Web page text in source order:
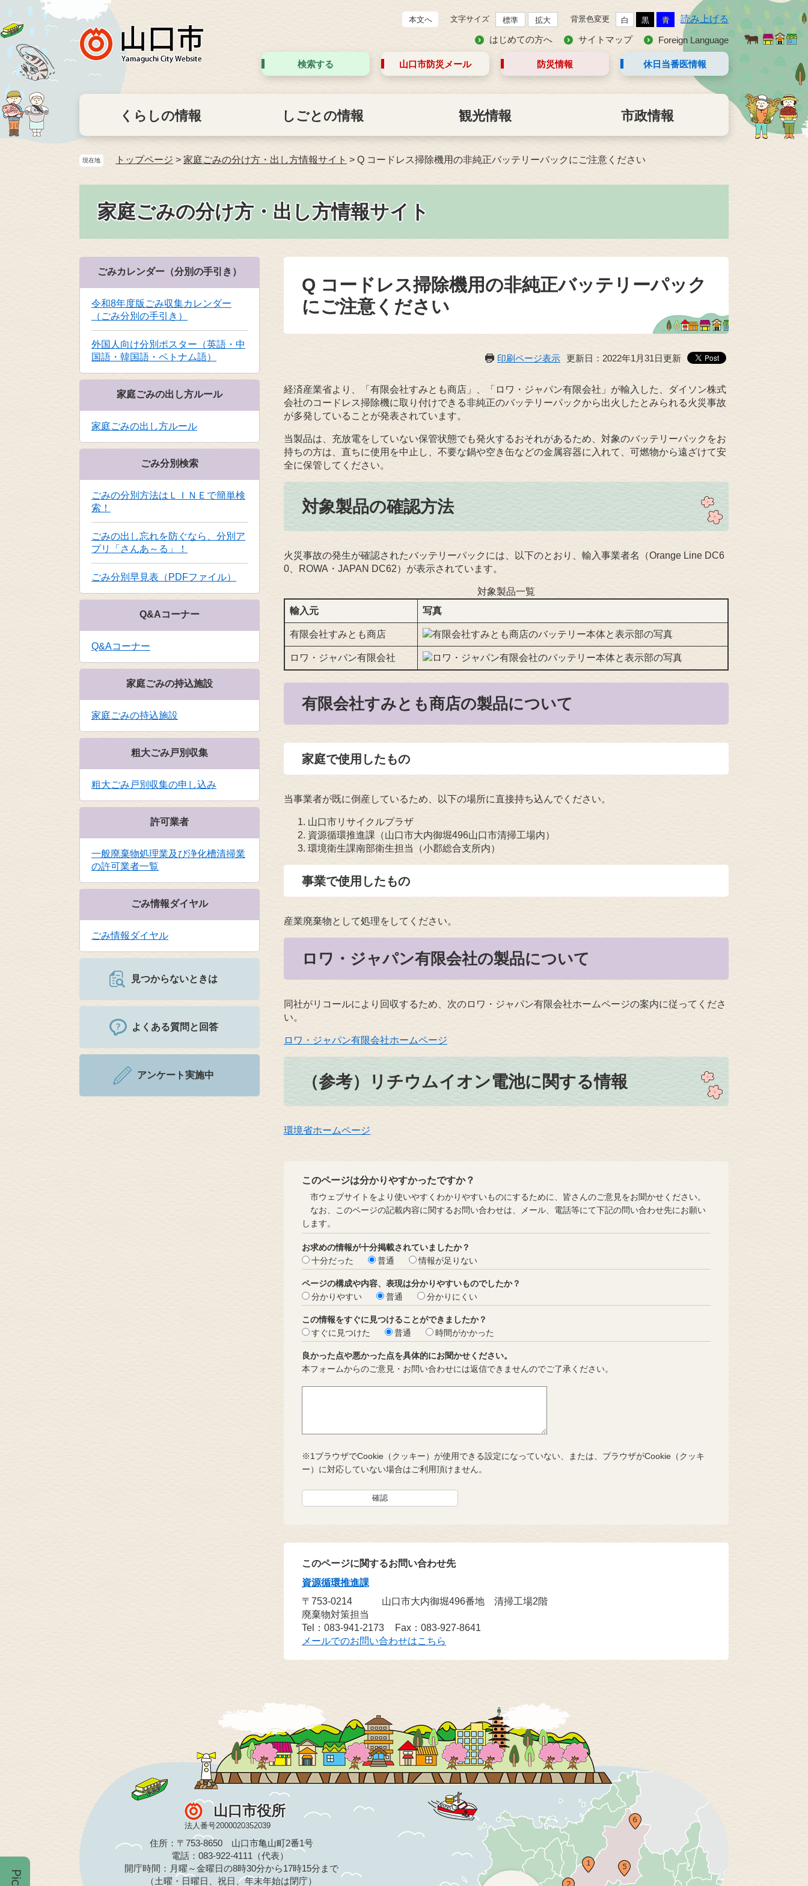
本文へ 文字サイズ 標準 拡大 背景色変更 白 黒 青 読み上げる
はじめての方へ サイトマップ Foreign Language
検索する 山口市防災 メール 防災情報 休日当番医情報
くらしの情報 しごとの情報 観光情報 市政情報
現在地 トップページ > 家庭ごみの分け方・出し方情報サイト > Q コードレス掃除機用の非純正バッテリーパックにご注意ください
家庭ごみの分け方・出し方情報サイト
Q コードレス掃除機用の非純正バッテリーパック
にご注意ください
印刷ページ表示 更新日：2022年1月31日更新
経済産業省より、「有限会社すみとも商店」、「ロワ・ジャパン有限会社」が輸入した、ダイソン株式
会社のコードレス掃除機に取り付けできる非純正のバッテリーパックから出火したとみられる火災事故
が多発していることが発表されています。
当製品は、充放電をしていない保管状態でも発火するおそれがあるため、対象のバッテリーパックをお
持ちの方は、直ちに使用を中止し、不要な鍋や空き缶などの金属容器に入れて、可燃物から遠ざけて安
全に保管してください。
対象製品の確認方法
火災事故の発生が確認されたバッテリーパックには、以下のとおり、輸入事業者名（Orange Line DC6
0、ROWA・JAPAN DC62）が表示されています。
輸入元 写真
対象製品一覧
有限会社すみとも商店
ロワ・ジャパン有限会社
有限会社すみとも商店の製品について
家庭で使用したもの
当事業者が既に倒産しているため、以下の場所に直接持ち込んでください。
山口市リサイクルプラザ
資源循環推進課（山口市大内御堀496山口市清掃工場内）
環境衛生課南部衛生担当（小郡総合支所内）
事業で使用したもの
産業廃棄物として処理をしてください。
ロワ・ジャパン有限会社の製品について
同社がリコールにより回収するため、次のロワ・ジャパン有限会社ホームページの案内に従ってくださ
い。
ロワ・ジャパン有限会社ホームページ
（参考）リチウムイオン電池に関する情報
環境省ホームページ
このページは分かりやすかったですか？
市ウェブサイトをより使いやすくわかりやすいものにするために、皆さんのご意見をお聞かせください。
なお、このページの記載内容に関するお問い合わせは、メール、電話等にて下記の問い合わせ先にお願い
します。
お求めの情報が十分掲載されていましたか？
十分だった
普通 情報が足りない
ページの構成や内容、表現は分かりやすいものでしたか？
分かりやすい
普通 分かりにくい
この情報をすぐに見つけることができましたか？
すぐに見つけた
普通 時間がかかった
良かった点や悪かった点を具体的にお聞かせください。
本フォームからのご意見・お問い合わせには返信できませんのでご了承ください。
※1ブラウザでCookie（クッキー）が使用できる設定になっていない、または、ブラウザがCookie（クッキ
ー）に対応していない場合はご利用頂けません。
このページに関するお問い合わせ先
資源循環推進課
〒753-0214
山口市大内御堀496番地 清掃工場2階
廃棄物対策担当
Tel：083-941-2173
Fax：083-927-8641
メールでのお問い合わせはこちら
ごみカレンダー（分別の手引き）
令和8年度版ごみ収集カレンダー
（ごみ分別の手引き）
外国人向け分別ポスター（英語・中
国語・韓国語・ベトナム語）
家庭ごみの出し方ルール
家庭ごみの出し方ルール
ごみ分別検索
ごみの分別方法はＬＩＮＥで簡単検
索！
ごみの出し忘れを防ぐなら、分別ア
プリ「さんあ～る」！
ごみ分別早見表（PDFファイル）
Q&Aコーナー
Q&Aコーナー
家庭ごみの持込施設
家庭ごみの持込施設
粗大ごみ戸別収集
粗大ごみ戸別収集の申し込み
許可業者
一般廃棄物処理業及び浄化槽清掃業
の許可業者一覧
ごみ情報ダイヤル
ごみ情報ダイヤル
見つからないときは
よくある質問と回答
アンケート実施中
山口市役所
法人番号2000020352039
住所：〒753-8650 山口市亀山町2番1号
電話：083-922-4111（代表）
開庁時間：月曜～金曜日の8時30分から17時15分まで
（土曜・日曜日、祝日、年末年始は閉庁）